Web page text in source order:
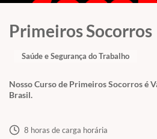
Primeiros Socorros
Nosso Curso de Primeiros Socorros é
Brasil.
Saúde e Segurança do Trabalho
8 horas de carga horária